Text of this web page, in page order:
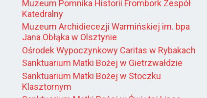
Muzeum Pomnika Historii Frombork Zespół
Katedralny
Muzeum Archidiecezji Warmińskiej im. bpa
Jana Obłąka w Olsztynie
Ośrodek Wypoczynkowy Caritas w Rybakach
Sanktuarium Matki Bożej w Gietrzwałdzie
Sanktuarium Matki Bożej w Stoczku
Klasztornym